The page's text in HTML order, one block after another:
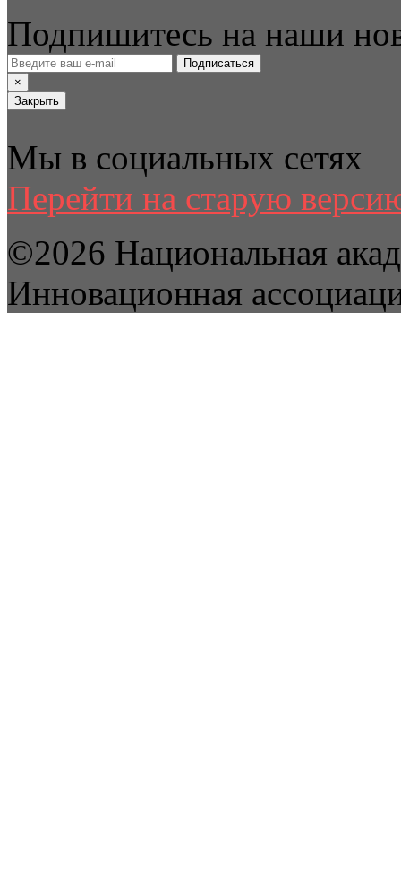
Подпишитесь на наши
Подписаться
×
Закрыть
Мы в социальных сетях
Перейти на старую
©2026 Национальная
Инновационная